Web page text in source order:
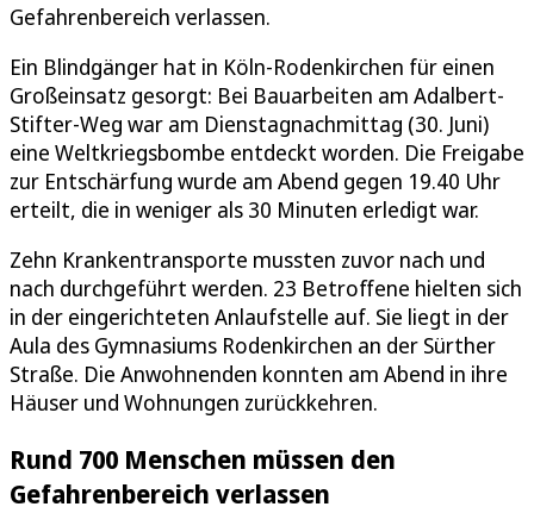
Gefahrenbereich verlassen.
Ein Blindgänger hat in Köln-Rodenkirchen für einen
Großeinsatz gesorgt: Bei Bauarbeiten am Adalbert-
Stifter-Weg war am Dienstagnachmittag (30. Juni)
eine Weltkriegsbombe entdeckt worden. Die Freigabe
zur Entschärfung wurde am Abend gegen 19.40 Uhr
erteilt, die in weniger als 30 Minuten erledigt war.
Zehn Krankentransporte mussten zuvor nach und
nach durchgeführt werden. 23 Betroffene hielten sich
in der eingerichteten Anlaufstelle auf. Sie liegt in der
Aula des Gymnasiums Rodenkirchen an der Sürther
Straße. Die Anwohnenden konnten am Abend in ihre
Häuser und Wohnungen zurückkehren.
Rund 700 Menschen müssen den
Gefahrenbereich verlassen